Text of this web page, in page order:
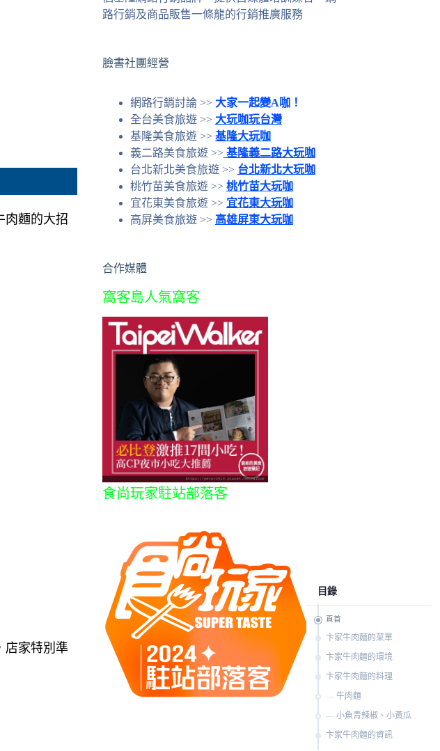
肉麵的大招
店家特別準
件
的
果
路行銷及商品販售一條龍的行銷推廣服務
臉書社團經營
網路行銷討論 >> 大家一起變A咖！
全台美食旅遊 >> 大玩咖玩台灣
基隆美食旅遊 >> 基隆大玩咖
義二路美食旅遊 >> 基隆義二路大玩咖
台北新北美食旅遊 >> 台北新北大玩咖
桃竹苗美食旅遊 >> 桃竹苗大玩咖
宜花東美食旅遊 >> 宜花東大玩咖
高屏美食旅遊 >> 高雄屏東大玩咖
合作媒體
窩客島人氣窩客
食尚玩家駐站部落客
目錄
頁首
卞家牛肉麵的菜單
卞家牛肉麵的環境
卞家牛肉麵的料理
牛肉麵
小魚青辣椒、小黃瓜
卞家牛肉麵的資訊